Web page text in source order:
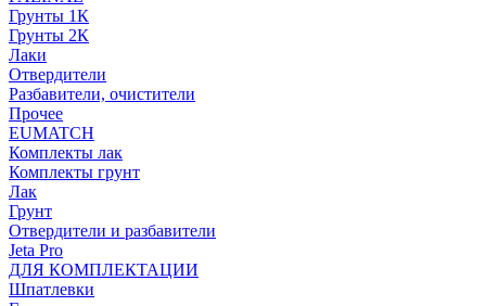
Грунты 1К
Грунты 2К
Лаки
Отвердители
Разбавители, очистители
Прочее
EUMATCH
Комплекты лак
Комплекты грунт
Лак
Грунт
Отвердители и разбавители
Jeta Pro
ДЛЯ КОМПЛЕКТАЦИИ
Шпатлевки